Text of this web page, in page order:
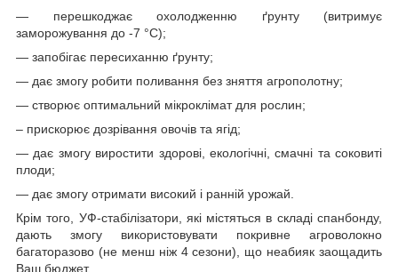
— перешкоджає охолодженню ґрунту (витримує
заморожування до -7 °C);
— запобігає пересиханню ґрунту;
— дає змогу робити поливання без зняття агрополотну;
— створює оптимальний мікроклімат для рослин;
– прискорює дозрівання овочів та ягід;
— дає змогу виростити здорові, екологічні, смачні та соковиті
плоди;
— дає змогу отримати високий і ранній урожай.
Крім того, УФ-стабілізатори, які містяться в складі спанбонду,
дають змогу використовувати покривне агроволокно
багаторазово (не менш ніж 4 сезони), що неабияк заощадить
Ваш бюджет.